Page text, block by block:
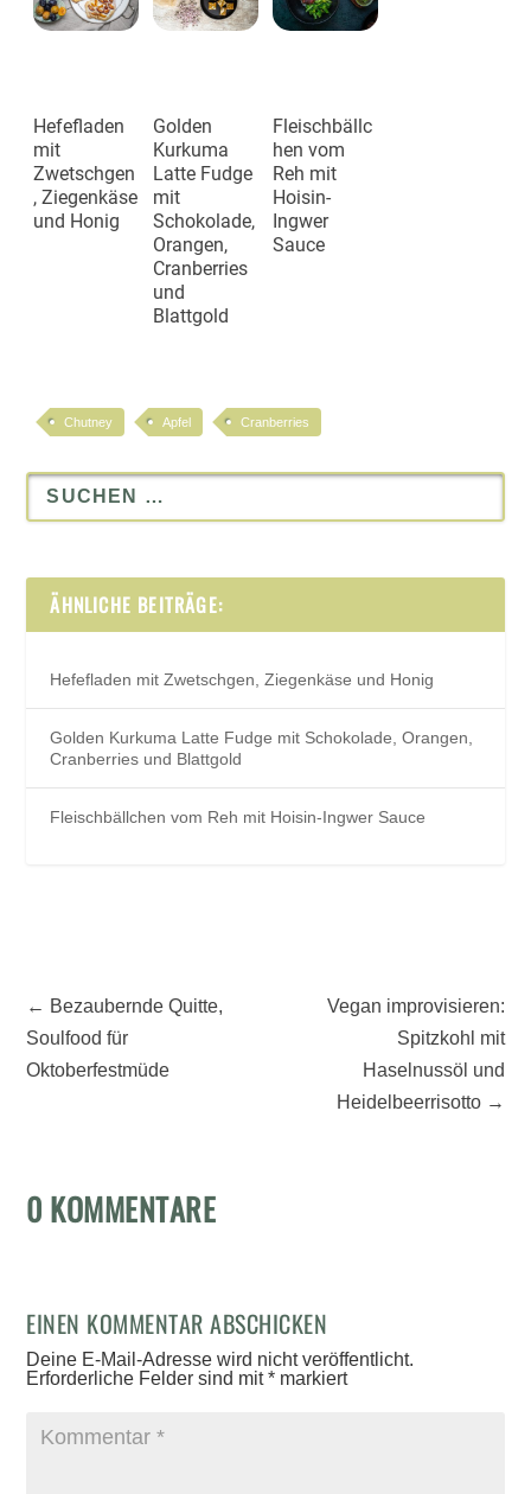
Hefefladen
mit
Zwetschgen
, Ziegenkäse
und Honig
Golden
Kurkuma
Latte Fudge
mit
Schokolade,
Orangen,
Cranberries
und
Blattgold
Fleischbällc
hen vom
Reh mit
Hoisin-
Ingwer
Sauce
Chutney Apfel Cranberries
ÄHNLICHE BEITRÄGE:
Hefefladen mit Zwetschgen, Ziegenkäse und Honig
Golden Kurkuma Latte Fudge mit Schokolade, Orangen,
Cranberries und Blattgold
Fleischbällchen vom Reh mit Hoisin-Ingwer Sauce
← Bezaubernde Quitte,
Soulfood für
Oktoberfestmüde
Vegan improvisieren:
Spitzkohl mit
Haselnussöl und
Heidelbeerrisotto→
0 KOMMENTARE
EINEN KOMMENTAR ABSCHICKEN
Deine E-Mail-Adresse wird nicht veröffentlicht.
Erforderliche Felder sind mit* markiert